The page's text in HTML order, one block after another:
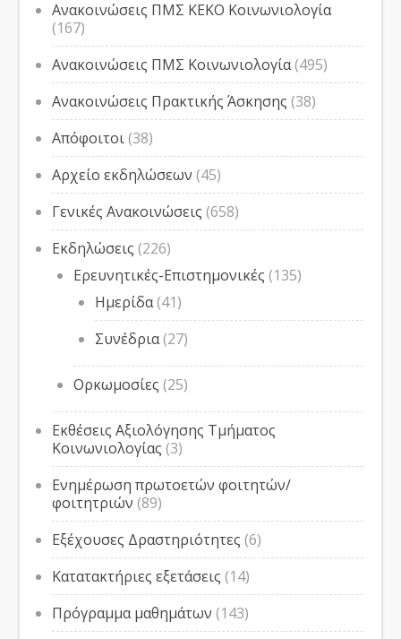
Ανακοινώσεις ΠΜΣ ΚΕΚΟ Κοινωνιολογία
(167)
Ανακοινώσεις ΠΜΣ Κοινωνιολογία(495)
Ανακοινώσεις Πρακτικής Άσκησης (38)
Απόφοιτοι(38)
Αρχείο εκδηλώσεων (45)
Γενικές Ανακοινώσεις (658)
Εκδηλώσεις (226)
Ερευνητικές-Επιστημονικές (135)
Ημερίδα(41)
Συνέδρια(27)
Ορκωμοσίες (25)
Εκθέσεις Αξιολόγησης Τμήματος
Κοινωνιολογίας (3)
Ενημέρωση πρωτοετών φοιτητών/
φοιτητριών (89)
Εξέχουσες Δραστηριότητες (6)
Κατατακτήριες εξετάσεις (14)
Πρόγραμμα μαθημάτων (143)